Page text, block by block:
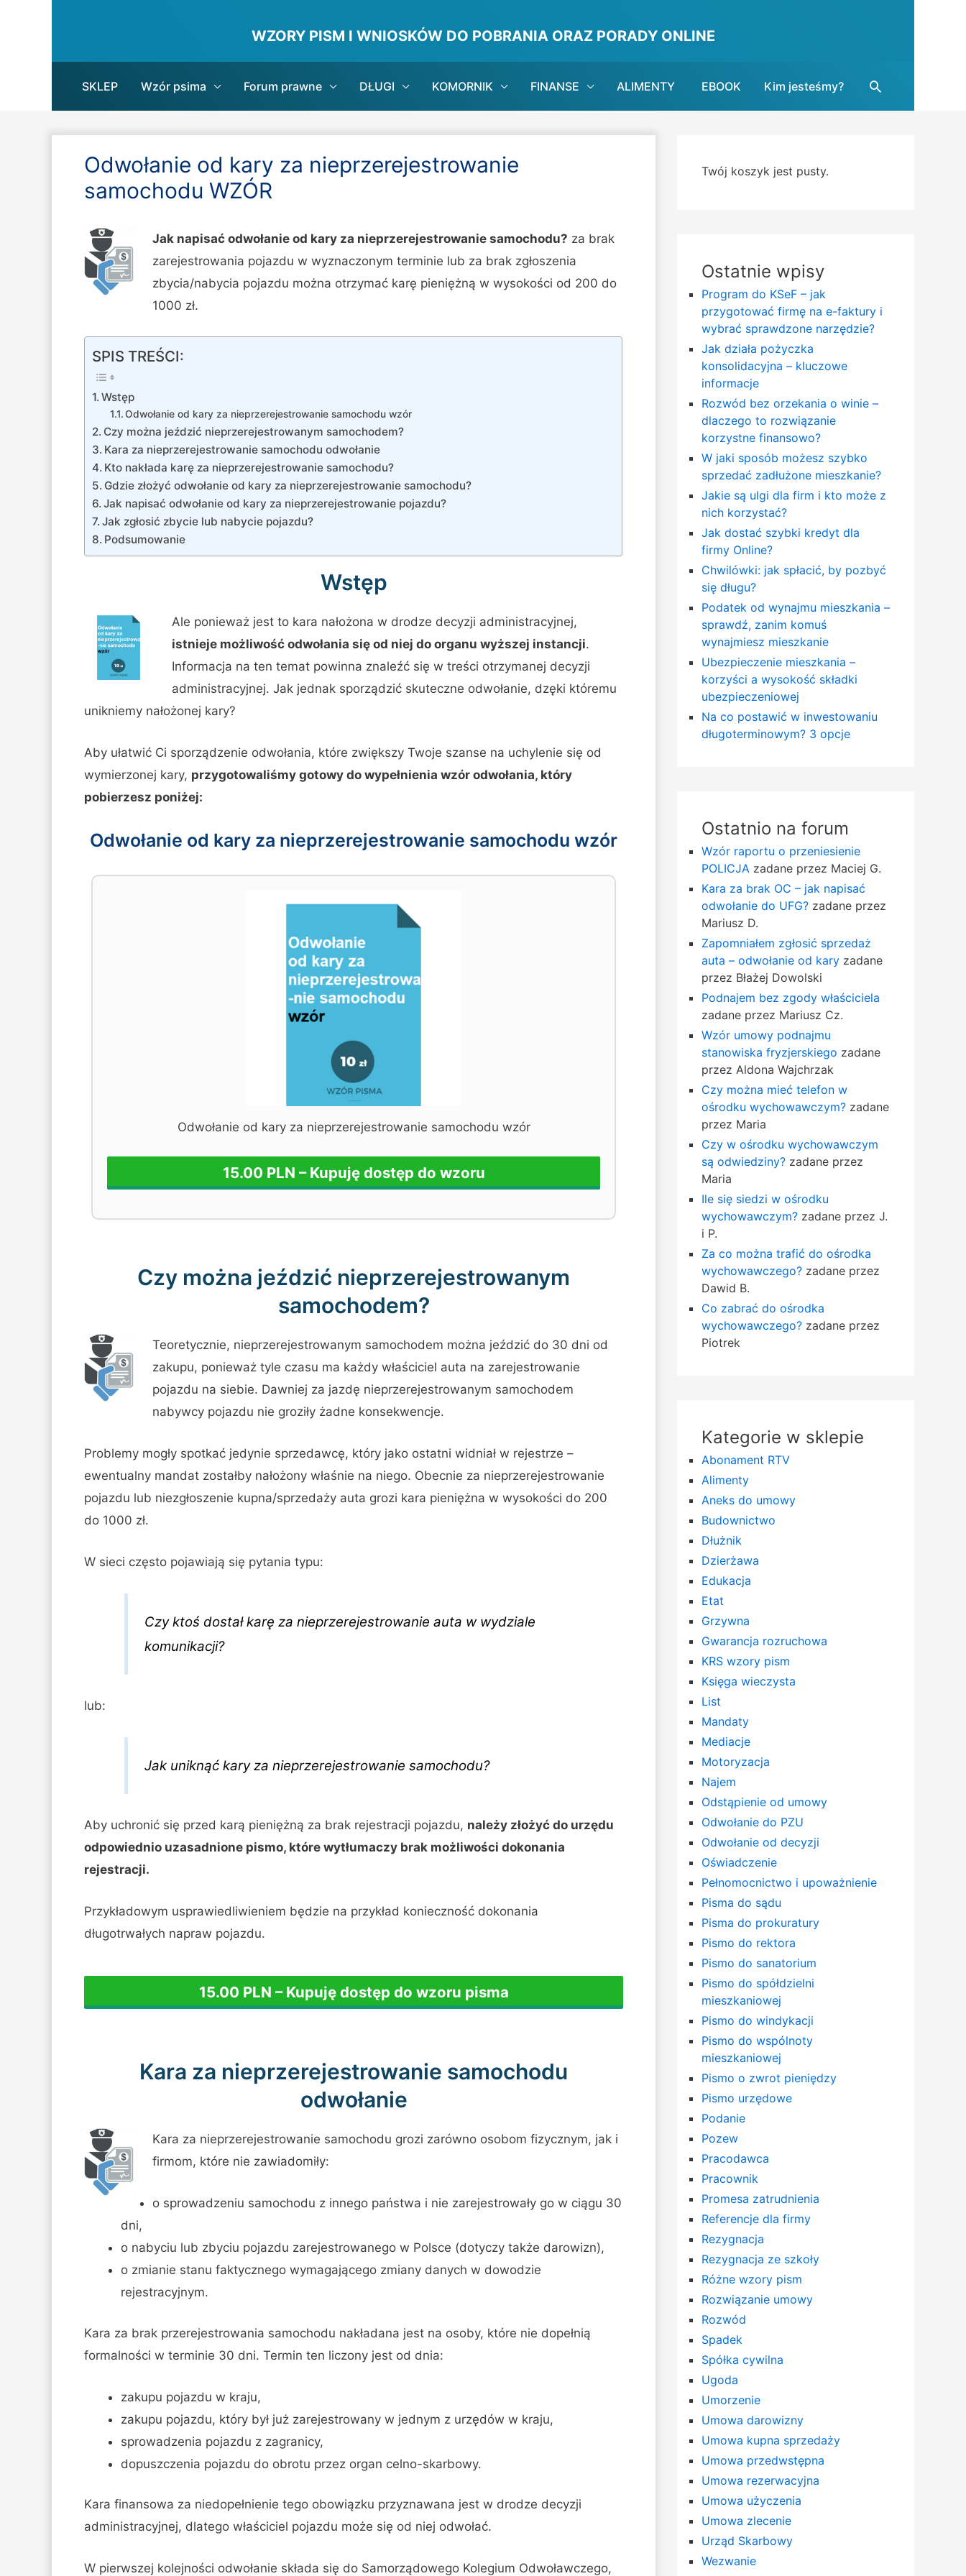
WZORY PISM I WNIOSKÓW DO POBRANIA ORAZ PORADY ONLINE
SKLEP Wzór psima Forum prawne DŁUGI KOMORNIK FINANSE ALIMENTY EBOOK Kim jesteśmy? Search
Odwołanie od kary za nieprzerejestrowanie
samochodu WZÓR
Jak napisać odwołanie od kary za nieprzerejestrowanie samochodu? za brak
zarejestrowania pojazdu w wyznaczonym terminie lub za brak zgłoszenia
zbycia/nabycia pojazdu można otrzymać karę pieniężną w wysokości od 200 do
1000 zł.
SPIS TREŚCI:
Wstęp
Odwołanie od kary za nieprzerejestrowanie samochodu wzór
Czy można jeździć nieprzerejestrowanym samochodem?
Kara za nieprzerejestrowanie samochodu odwołanie
Kto nakłada karę za nieprzerejestrowanie samochodu?
Gdzie złożyć odwołanie od kary za nieprzerejestrowanie samochodu?
Jak napisać odwołanie od kary za nieprzerejestrowanie pojazdu?
Jak zgłosić zbycie lub nabycie pojazdu?
Podsumowanie
Wstęp
Ale ponieważ jest to kara nałożona w drodze decyzji administracyjnej,
istnieje możliwość odwołania się od niej do organu wyższej instancji.
Informacja na ten temat powinna znaleźć się w treści otrzymanej decyzji
administracyjnej. Jak jednak sporządzić skuteczne odwołanie, dzęki któremu
unikniemy nałożonej kary?
Aby ułatwić Ci sporządzenie odwołania, które zwiększy Twoje szanse na uchylenie się od
wymierzonej kary, przygotowaliśmy gotowy do wypełnienia wzór odwołania, który
pobierzesz poniżej:
Odwołanie od kary za nieprzerejestrowanie samochodu wzór
Odwołanie od kary za nieprzerejestrowanie samochodu wzór
15.00 PLN – Kupuję dostęp do wzoru
Czy można jeździć nieprzerejestrowanym
samochodem?
Teoretycznie, nieprzerejestrowanym samochodem można jeździć do 30 dni od
zakupu, ponieważ tyle czasu ma każdy właściciel auta na zarejestrowanie
pojazdu na siebie. Dawniej za jazdę nieprzerejestrowanym samochodem
nabywcy pojazdu nie groziły żadne konsekwencje.
Problemy mogły spotkać jedynie sprzedawcę, który jako ostatni widniał w rejestrze –
ewentualny mandat zostałby nałożony właśnie na niego. Obecnie za nieprzerejestrowanie
pojazdu lub niezgłoszenie kupna/sprzedaży auta grozi kara pieniężna w wysokości do 200
do 1000 zł.
W sieci często pojawiają się pytania typu:
Czy ktoś dostał karę za nieprzerejestrowanie auta w wydziale
komunikacji?
lub:
Jak uniknąć kary za nieprzerejestrowanie samochodu?
Aby uchronić się przed karą pieniężną za brak rejestracji pojazdu, należy złożyć do urzędu
odpowiednio uzasadnione pismo, które wytłumaczy brak możliwości dokonania
rejestracji.
Przykładowym usprawiedliwieniem będzie na przykład konieczność dokonania
długotrwałych napraw pojazdu.
15.00 PLN – Kupuję dostęp do wzoru pisma
Kara za nieprzerejestrowanie samochodu
odwołanie
Kara za nieprzerejestrowanie samochodu grozi zarówno osobom fizycznym, jak i
firmom, które nie zawiadomiły:
o sprowadzeniu samochodu z innego państwa i nie zarejestrowały go w ciągu 30
dni,
o nabyciu lub zbyciu pojazdu zarejestrowanego w Polsce (dotyczy także darowizn),
o zmianie stanu faktycznego wymagającego zmiany danych w dowodzie
rejestracyjnym.
Kara za brak przerejestrowania samochodu nakładana jest na osoby, które nie dopełnią
formalności w terminie 30 dni. Termin ten liczony jest od dnia:
zakupu pojazdu w kraju,
zakupu pojazdu, który był już zarejestrowany w jednym z urzędów w kraju,
sprowadzenia pojazdu z zagranicy,
dopuszczenia pojazdu do obrotu przez organ celno-skarbowy.
Kara finansowa za niedopełnienie tego obowiązku przyznawana jest w drodze decyzji
administracyjnej, dlatego właściciel pojazdu może się od niej odwołać.
W pierwszej kolejności odwołanie składa się do Samorządowego Kolegium Odwoławczego,
Twój koszyk jest pusty.
Ostatnie wpisy
Program do KSeF – jak
przygotować firmę na e-faktury i
wybrać sprawdzone narzędzie?
Jak działa pożyczka
konsolidacyjna – kluczowe
informacje
Rozwód bez orzekania o winie –
dlaczego to rozwiązanie
korzystne finansowo?
W jaki sposób możesz szybko
sprzedać zadłużone mieszkanie?
Jakie są ulgi dla firm i kto może z
nich korzystać?
Jak dostać szybki kredyt dla
firmy Online?
Chwilówki: jak spłacić, by pozbyć
się długu?
Podatek od wynajmu mieszkania –
sprawdź, zanim komuś
wynajmiesz mieszkanie
Ubezpieczenie mieszkania –
korzyści a wysokość składki
ubezpieczeniowej
Na co postawić w inwestowaniu
długoterminowym? 3 opcje
Ostatnio na forum
Wzór raportu o przeniesienie
POLICJA zadane przez Maciej G.
Kara za brak OC – jak napisać
odwołanie do UFG? zadane przez
Mariusz D.
Zapomniałem zgłosić sprzedaż
auta – odwołanie od kary zadane
przez Błażej Dowolski
Podnajem bez zgody właściciela
zadane przez Mariusz Cz.
Wzór umowy podnajmu
stanowiska fryzjerskiego zadane
przez Aldona Wajchrzak
Czy można mieć telefon w
ośrodku wychowawczym? zadane
przez Maria
Czy w ośrodku wychowawczym
są odwiedziny? zadane przez
Maria
Ile się siedzi w ośrodku
wychowawczym? zadane przez J.
i P.
Za co można trafić do ośrodka
wychowawczego? zadane przez
Dawid B.
Co zabrać do ośrodka
wychowawczego? zadane przez
Piotrek
Kategorie w sklepie
Abonament RTV
Alimenty
Aneks do umowy
Budownictwo
Dłużnik
Dzierżawa
Edukacja
Etat
Grzywna
Gwarancja rozruchowa
KRS wzory pism
Księga wieczysta
List
Mandaty
Mediacje
Motoryzacja
Najem
Odstąpienie od umowy
Odwołanie do PZU
Odwołanie od decyzji
Oświadczenie
Pełnomocnictwo i upoważnienie
Pisma do sądu
Pisma do prokuratury
Pismo do rektora
Pismo do sanatorium
Pismo do spółdzielni
mieszkaniowej
Pismo do windykacji
Pismo do wspólnoty
mieszkaniowej
Pismo o zwrot pieniędzy
Pismo urzędowe
Podanie
Pozew
Pracodawca
Pracownik
Promesa zatrudnienia
Referencje dla firmy
Rezygnacja
Rezygnacja ze szkoły
Różne wzory pism
Rozwiązanie umowy
Rozwód
Spadek
Spółka cywilna
Ugoda
Umorzenie
Umowa darowizny
Umowa kupna sprzedaży
Umowa przedwstępna
Umowa rezerwacyjna
Umowa użyczenia
Umowa zlecenie
Urząd Skarbowy
Wezwanie